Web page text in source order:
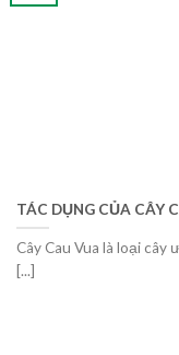
TÁC DỤNG CỦA CÂY
Cây Cau Vua là loại
[...]